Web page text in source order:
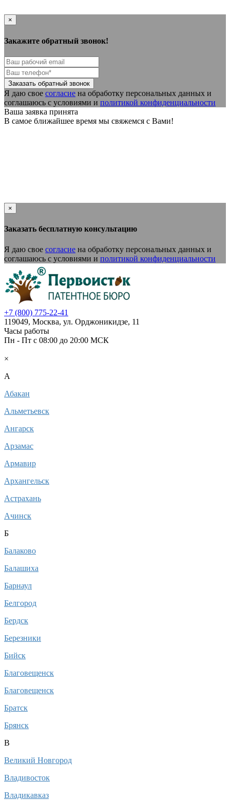
×
Закажите обратный звонок!
Я даю свое согласие на обработку персональных данных и
соглашаюсь с условиями и политикой конфиденциальности
Ваша заявка принята
В самое ближайшее время мы свяжемся с Вами!
×
Заказать бесплатную консультацию
Я даю свое согласие на обработку персональных данных и
соглашаюсь с условиями и политикой конфиденциальности
+7 (800) 775-22-41
119049, Москва, ул. Орджоникидзе, 11
Часы работы
Пн - Пт c 08:00 до 20:00 МСК
×
A
Абакан
Альметьевск
Ангарск
Арзамас
Армавир
Архангельск
Астрахань
Ачинск
Б
Балаково
Балашиха
Барнаул
Белгород
Бердск
Березники
Бийск
Благовещенск
Благовещенск
Братск
Брянск
В
Великий Новгород
Владивосток
Владикавказ